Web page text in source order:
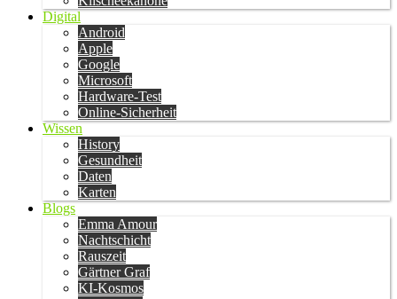
Digital
Android
Apple
Google
Microsoft
Hardware-Test
Online-Sicherheit
Wissen
History
Gesundheit
Daten
Karten
Blogs
Emma Amour
Nachtschicht
Rauszeit
Gärtner Graf
KI-Kosmos